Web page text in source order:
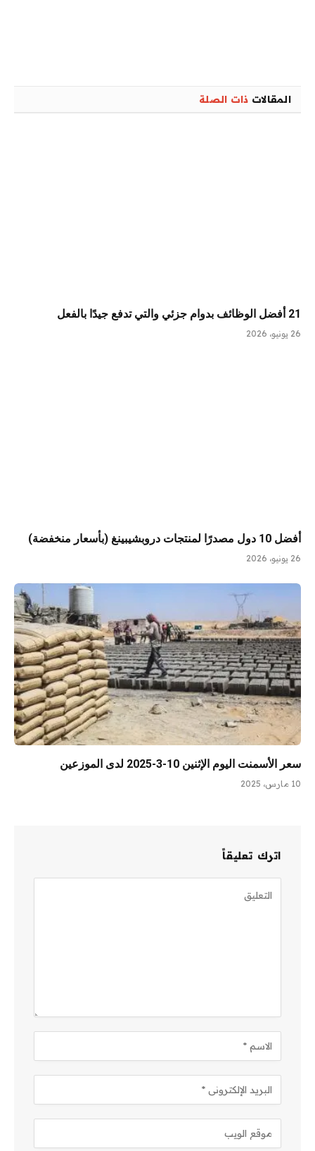
المقالات ذات الصلة
21 أفضل الوظائف بدوام جزئي والتي تدفع جيدًا بالفعل
26 يونيو، 2026
أفضل 10 دول مصدرًا لمنتجات دروبشيبينغ (بأسعار منخفضة)
26 يونيو، 2026
سعر الأسمنت اليوم الإثنين 10-3-2025 لدى الموزعين
10 مارس، 2025
اترك تعليقاً